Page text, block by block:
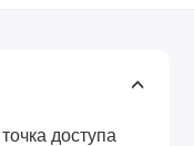
доступа